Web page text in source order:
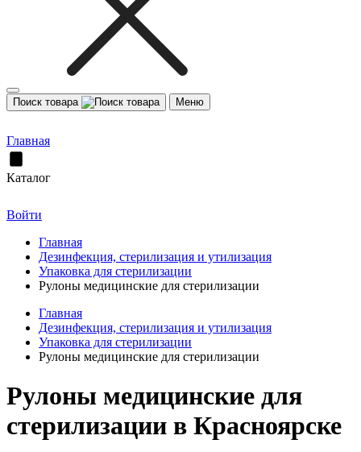
Поиск товара Меню
Главная
Каталог
Войти
Главная
Дезинфекция, стерилизация и утилизация
Упаковка для стерилизации
Рулоны медицинские для стерилизации
Главная
Дезинфекция, стерилизация и утилизация
Упаковка для стерилизации
Рулоны медицинские для стерилизации
Рулоны медицинские для
стерилизации в Красноярске